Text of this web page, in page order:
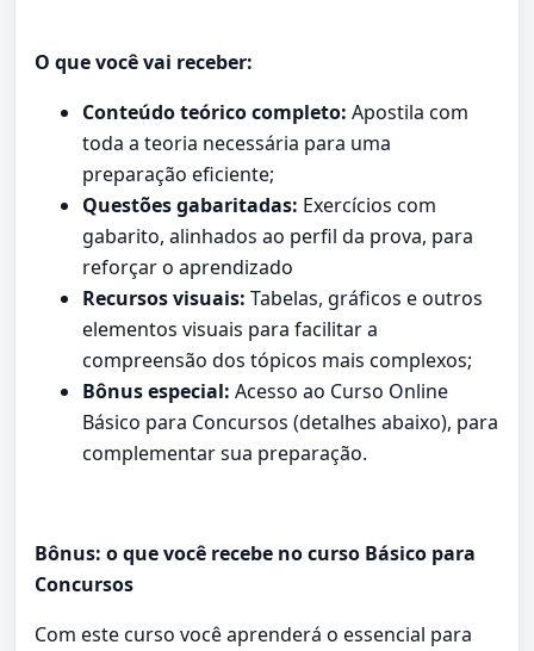
O que você vai receber:
Conteúdo teórico completo: Apostila com
toda a teoria necessária para uma
preparação eficiente;
Questões gabaritadas: Exercícios com
gabarito, alinhados ao perfil da prova, para
reforçar o aprendizado
Recursos visuais: Tabelas, gráficos e outros
elementos visuais para facilitar a
compreensão dos tópicos mais complexos;
Bônus especial: Acesso ao Curso Online
Básico para Concursos (detalhes abaixo), para
complementar sua preparação.
Bônus: o que você recebe no curso Básico para
Concursos
Com este curso você aprenderá o essencial para